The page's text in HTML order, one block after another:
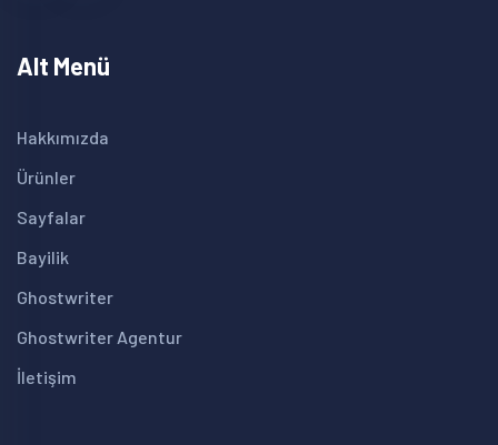
Alt Menü
Hakkımızda
Ürünler
Sayfalar
Bayilik
Ghostwriter
Ghostwriter Agentur
İletişim